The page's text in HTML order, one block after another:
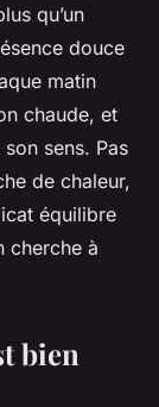
qu’un
douce
matin
chaude, et
sens. Pas
de chaleur,
équilibre
cherche à
bien